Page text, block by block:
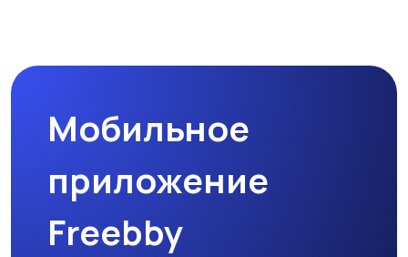
Мобильное
приложение
Freebby